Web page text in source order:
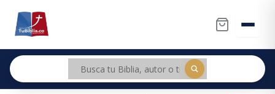
contenido